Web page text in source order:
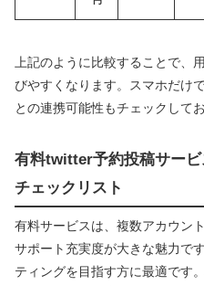
上記のように比較することで、
びやすくなります。スマホだけ
との連携可能性もチェックして
有料twitter予約投稿サー
チェックリスト
有料サービスは、複数アカウン
サポート充実度が大きな魅力で
ティングを目指す方に最適です